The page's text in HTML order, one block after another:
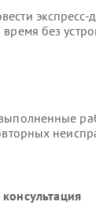
экспресс-
без